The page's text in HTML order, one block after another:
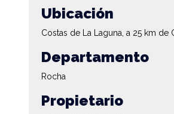
Ubicación
Costas de La Laguna, a 25 km de
Departamento
Rocha
Propietario